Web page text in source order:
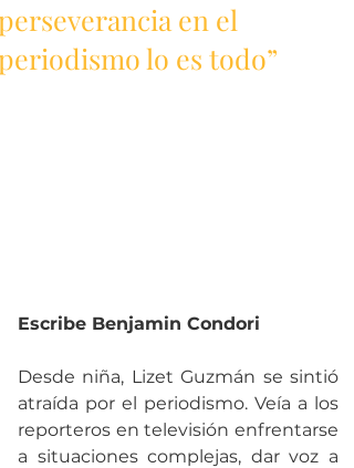
en el
lo es todo”
Escribe Benjamin Condori
Desde niña, Lizet Guzmán se sintió
atraída por el periodismo. Veía a los
reporteros en televisión enfrentarse
a situaciones complejas, dar voz a